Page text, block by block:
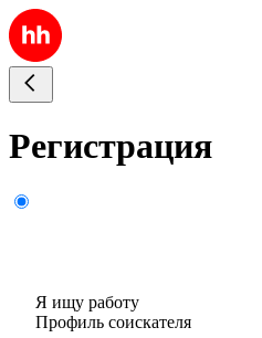
Регистрация
Я ищу работу
Профиль соискателя